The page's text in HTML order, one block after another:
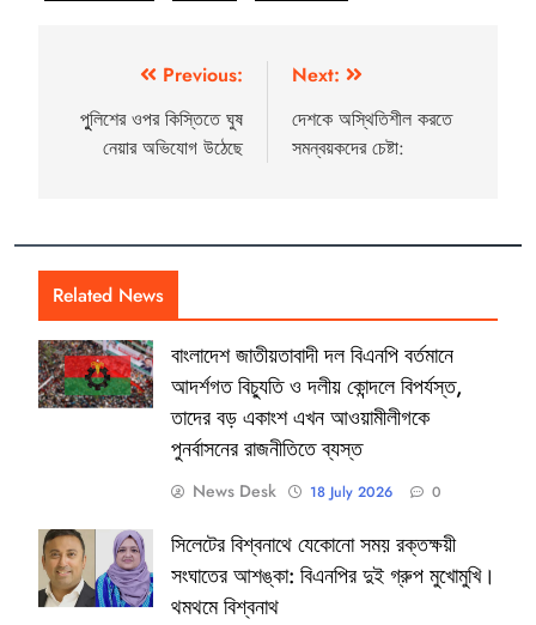
Previous:
পুুলিশের ওপর কিস্তিতে ঘুষ
নেয়ার অভিযোগ উঠেছে
Next:
দেশকে অস্থিতিশীল করতে
সমন্বয়কদের চেষ্টা:
Related News
বাংলাদেশ জাতীয়তাবাদী দল বিএনপি বর্তমানে
আদর্শগত বিচ্যুতি ও দলীয় কোন্দলে বিপর্যস্ত,
তাদের বড় একাংশ এখন আওয়ামীলীগকে
পুনর্বাসনের রাজনীতিতে ব্যস্ত
News Desk 18 July 2026 0
সিলেটের বিশ্বনাথে যেকোনো সময় রক্তক্ষয়ী
সংঘাতের আশঙ্কা: বিএনপির দুই গ্রুপ মুখোমুখি।
থমথমে বিশ্বনাথ